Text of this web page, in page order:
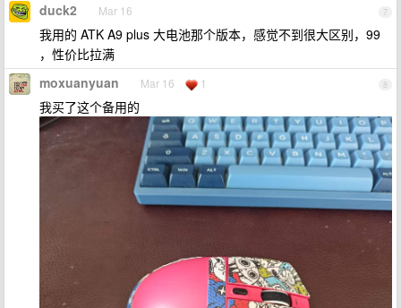
7
duck2 Mar 16
我用的 ATK A9 plus 大电池那个版本，感觉不到很大区别，99
，性价比拉满
8
moxuanyuan Mar 16 1
我买了这个备用的